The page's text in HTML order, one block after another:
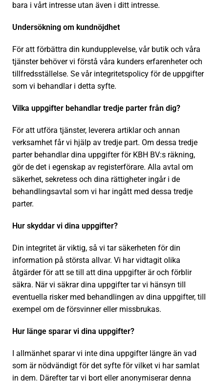
bara i vårt intresse utan även i ditt intresse.
Undersökning om kundnöjdhet
För att förbättra din kundupplevelse, vår butik och våra
tjänster behöver vi förstå våra kunders erfarenheter och
tillfredsställelse. Se vår integritetspolicy för de uppgifter
som vi behandlar i detta syfte.
Vilka uppgifter behandlar tredje parter från dig?
För att utföra tjänster, leverera artiklar och annan
verksamhet får vi hjälp av tredje part. Om dessa tredje
parter behandlar dina uppgifter för KBH BV:s räkning,
gör de det i egenskap av registerförare. Alla avtal om
säkerhet, sekretess och dina rättigheter ingår i de
behandlingsavtal som vi har ingått med dessa tredje
parter.
Hur skyddar vi dina uppgifter?
Din integritet är viktig, så vi tar säkerheten för din
information på största allvar. Vi har vidtagit olika
åtgärder för att se till att dina uppgifter är och förblir
säkra. När vi säkrar dina uppgifter tar vi hänsyn till
eventuella risker med behandlingen av dina uppgifter, till
exempel om de försvinner eller missbrukas.
Hur länge sparar vi dina uppgifter?
I allmänhet sparar vi inte dina uppgifter längre än vad
som är nödvändigt för det syfte för vilket vi har samlat
in dem. Därefter tar vi bort eller anonymiserar denna